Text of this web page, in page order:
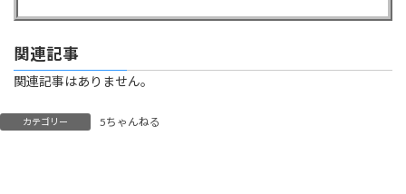
関連記事
関連記事はありません。
カテゴリー 5ちゃんねる